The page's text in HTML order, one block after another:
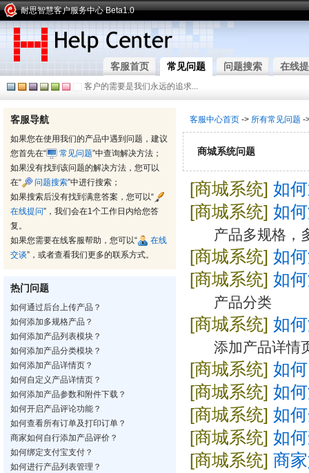
耐思智慧客户服务中心 Beta1.0
客服首页 常见问题 问题搜索 在线
客户的需要是我们永远的追求...
客服导航
如果您在使用我们的产品中遇到问题，建议
您首先在“
常见问题”中查询解决方法；
如果没有找到该问题的解决方法，您可以
在“
问题搜索”中进行搜索；
如果搜索后没有找到满意答案，您可以“
在线提问”，我们会在1个工作日内给您答
复。
如果您需要在线客服帮助，您可以“
在线
交谈”，或者查看我们更多的联系方式。
热门问题
如何通过后台上传产品？
如何添加多规格产品？
如何添加产品列表模块？
如何添加产品分类模块？
如何添加产品详情页？
如何自定义产品详情页？
如何添加产品参数和附件下载？
如何开启产品评论功能？
如何查看所有订单及打印订单？
商家如何自行添加产品评价？
如何绑定支付宝支付？
如何进行产品列表管理？
客服中心首页 -> 所有常见问题 -
商城系统问题
[商城系统] 如
[商城系统] 如
产品多规格，
[商城系统] 如
[商城系统] 如
产品分类
[商城系统] 如
添加产品详情
[商城系统] 如
[商城系统] 如
[商城系统] 如
[商城系统] 如
[商城系统] 商